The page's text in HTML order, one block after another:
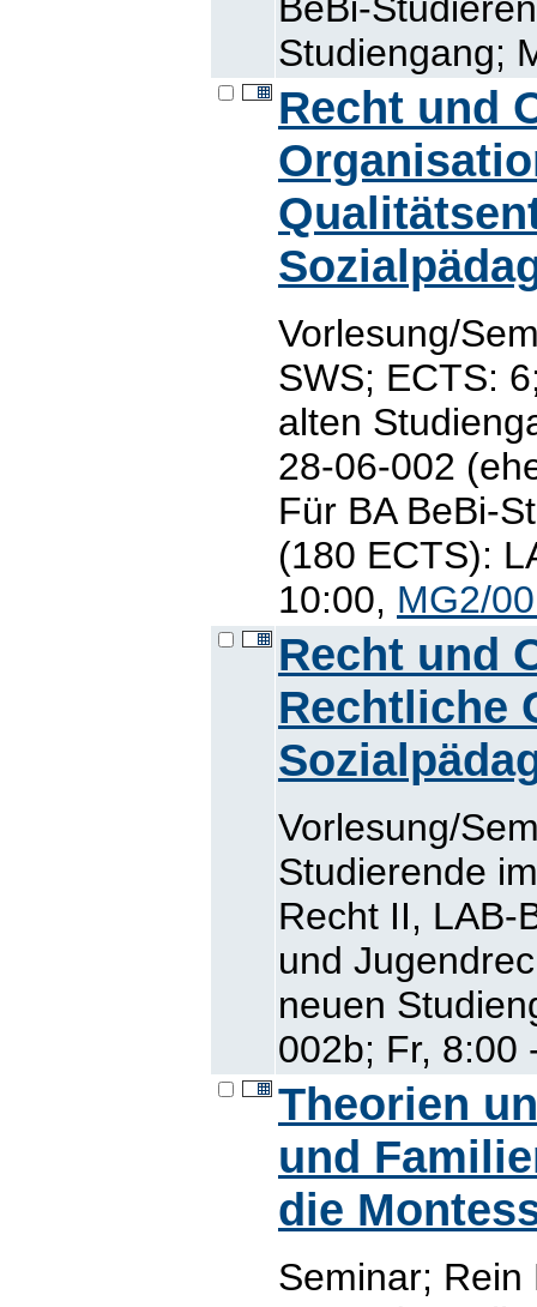
Studiengang;
Recht und
Vorlesung/
SWS; ECTS:
alten
28-06-002
Für BA BeBi-
(180 ECTS):
10:00, MG2/
Recht und
Rechtliche
Vorlesung/
Studierende
Recht II, LAB-
und
neuen
002b; Fr, 8:00
Theorien
und
die
Seminar; Rein